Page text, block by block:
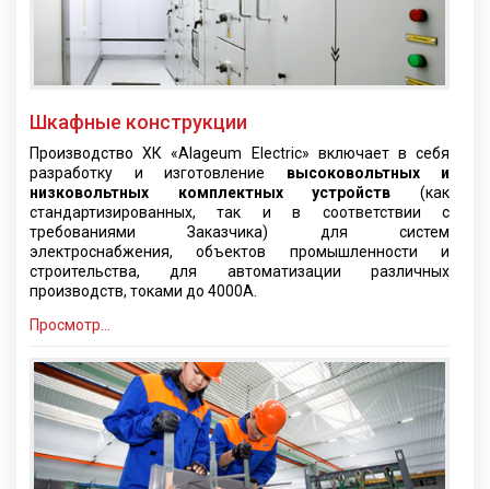
Шкафные конструкции
Производство ХК «Alageum Electric» включает в себя
разработку и изготовление высоковольтных и
низковольтных комплектных устройств (как
стандартизированных, так и в соответствии с
требованиями Заказчика) для систем
электроснабжения, объектов промышленности и
строительства, для автоматизации различных
производств, токами до 4000А.
Просмотр...